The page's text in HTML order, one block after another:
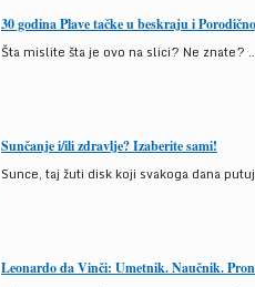
30 godina Plave tačke u beskraju i
Šta mislite šta je ovo na slici? Ne znate?
Sunčanje i/ili zdravlje? Izaberite sami!
Sunce, taj žuti disk koji svakoga dana
Leonardo da Vinči: Umetnik. Naučnik.